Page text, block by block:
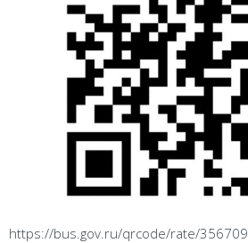
https://bus.gov.ru/qrcode/rate/356709